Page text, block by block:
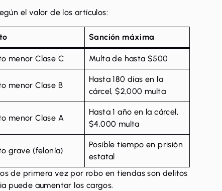
el valor de los artículos:
Sanción máxima
menor Clase C Multa de hasta $500
menor Clase B
Hasta 180 días en la
cárcel, $2,000 multa
menor Clase A
Hasta 1 año en la cárcel,
$4,000 multa
grave (felonía)
Posible tiempo en prisión
estatal
de primera vez por robo en tiendas son delitos
puede aumentar los cargos.